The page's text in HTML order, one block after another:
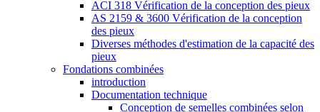
ACI 318 Vérification de la conception des pieux
AS 2159 & 3600 Vérification de la conception
des pieux
Diverses méthodes d'estimation de la capacité des
pieux
Fondations combinées
introduction
Documentation technique
Conception de semelles combinées selon